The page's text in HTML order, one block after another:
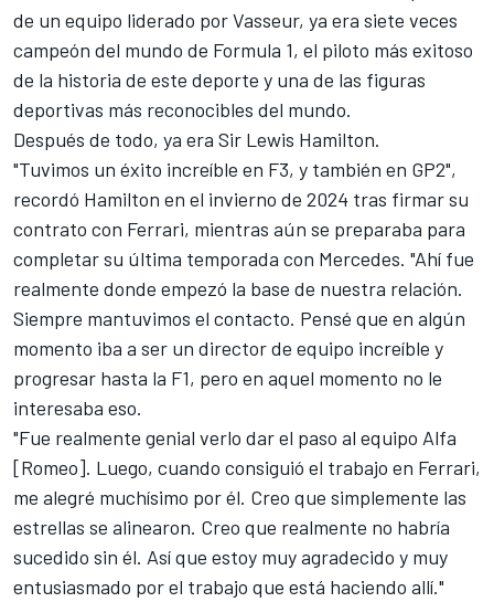
de un equipo liderado por Vasseur, ya era siete veces
campeón del mundo de Formula 1, el piloto más exitoso
de la historia de este deporte y una de las figuras
deportivas más reconocibles del mundo.
Después de todo, ya era Sir Lewis Hamilton.
"Tuvimos un éxito increíble en F3, y también en GP2",
recordó Hamilton en el invierno de 2024 tras firmar su
contrato con Ferrari, mientras aún se preparaba para
completar su última temporada con Mercedes. "Ahí fue
realmente donde empezó la base de nuestra relación.
Siempre mantuvimos el contacto. Pensé que en algún
momento iba a ser un director de equipo increíble y
progresar hasta la F1, pero en aquel momento no le
interesaba eso.
"Fue realmente genial verlo dar el paso al equipo Alfa
[Romeo]. Luego, cuando consiguió el trabajo en Ferrari,
me alegré muchísimo por él. Creo que simplemente las
estrellas se alinearon. Creo que realmente no habría
sucedido sin él. Así que estoy muy agradecido y muy
entusiasmado por el trabajo que está haciendo allí."